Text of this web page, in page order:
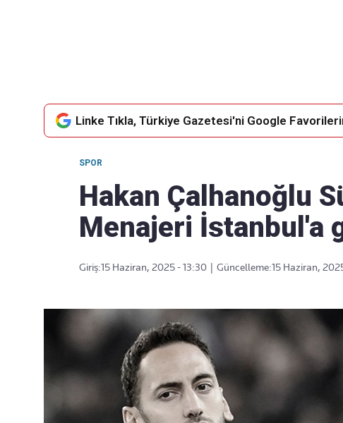
Linke Tıkla, Türkiye Gazetesi'ni Google
SPOR
Hakan Çalhanoğlu
Menajeri İstanbul'a
Giriş:15 Haziran, 2025 - 13:30 Güncelleme:15 Haziran,